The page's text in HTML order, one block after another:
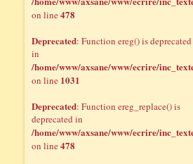
on line478
Deprecated: Function ereg() is deprecated
in
/home/www/axsane/www/ecrire/
on line 1031
Deprecated: Function ereg_replace() is
deprecated in
/home/www/axsane/www/ecrire/
on line478